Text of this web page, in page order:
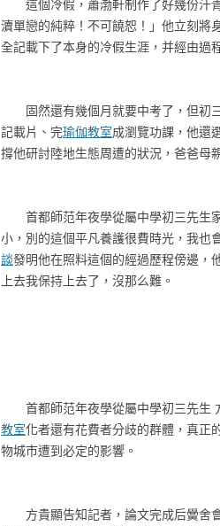
這個冷假，蕭渤軒制作了好幾份汗
瀆單戀的純粹！不可饒恕！」他立刻將
全記載下了本身的冷假生涯，并經由過
固然還有幾個月就要中考了，但初
記載片、完瑜伽教室成瀏覽功課，他還
撐他研討陸地生態周遭的狀況，爸爸母
首都師范年夜學從屬中學初三先生
小，別的這個平凡養護很費時光，我也
談發明他在照料這個的經過歷程傍邊，
上去我保持上去了，沒那么難。
首都師范年夜學從屬中學初三先生
教室化者還有花費者分歧的群體，真正
物城市遭到必定的影響。
方貴顯告知記者，論文完成后黌舍